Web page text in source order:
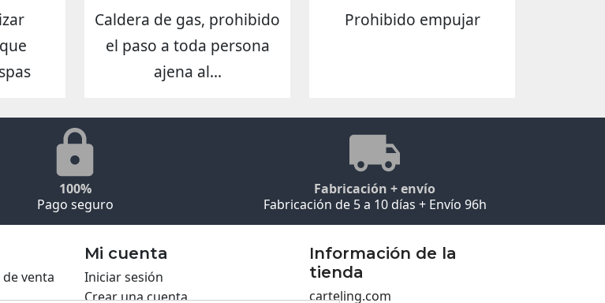
Caldera de gas, prohibido
el paso a toda persona
ajena al...
Prohibido empujar
100%
Pago seguro
Fabricación + envío
Fabricación de 5 a 10 días + Envío 96h
venta
Mi cuenta
Iniciar sesión
Crear una cuenta
Información de la
tienda
carteling.com